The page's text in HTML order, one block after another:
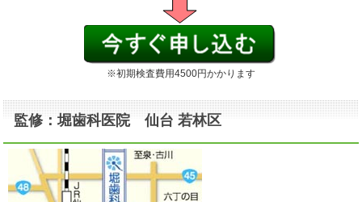
※初期検査費用4500円かかります
監修：堀歯科医院 仙台 若林区